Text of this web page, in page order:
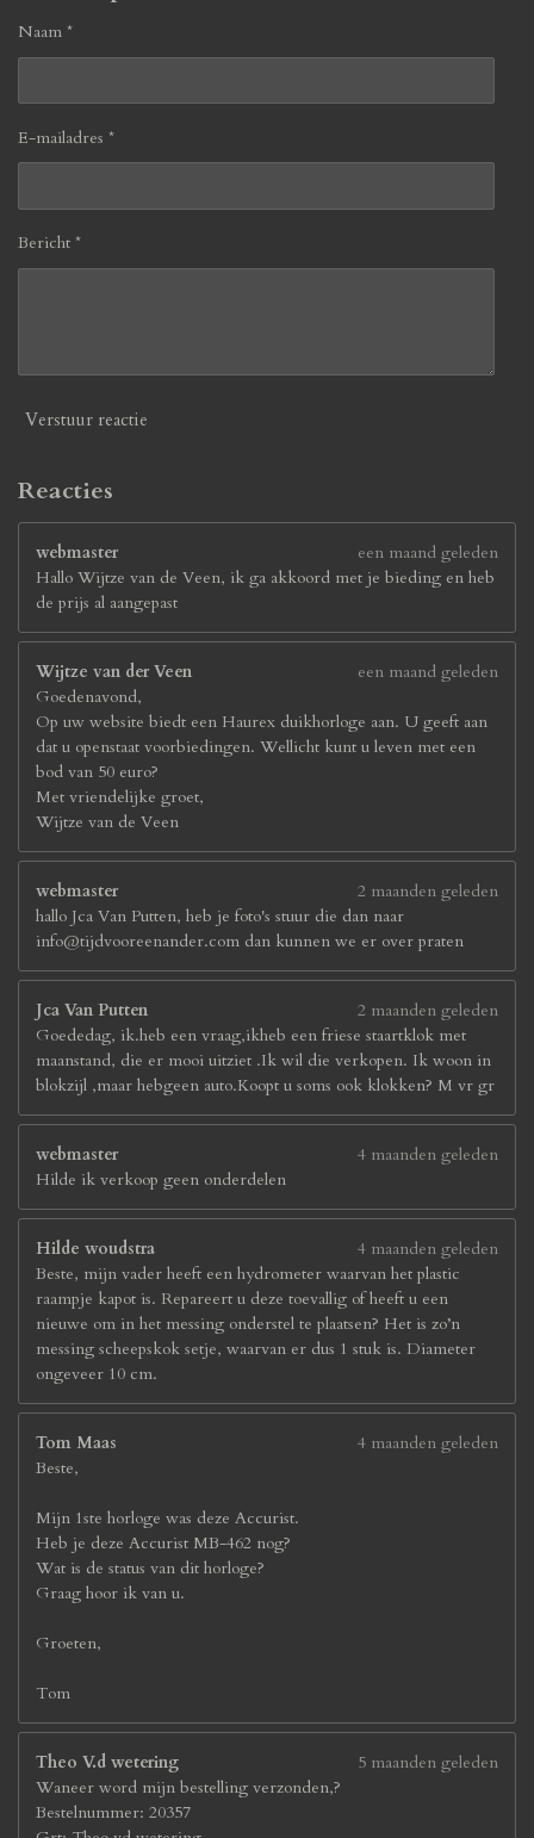
Naam *
E-mailadres *
Bericht *
Verstuur reactie
Reacties
webmaster
een maand geleden
Hallo Wijtze van de Veen, ik ga akkoord met je bieding en heb
de prijs al aangepast
Wijtze van der Veen
een maand geleden
Goedenavond,
Op uw website biedt een Haurex duikhorloge aan. U geeft aan
dat u openstaat voorbiedingen. Wellicht kunt u leven met een
bod van 50 euro?
Met vriendelijke groet,
Wijtze van de Veen
webmaster
2 maanden geleden
hallo Jca Van Putten, heb je foto's stuur die dan naar
info@tijdvooreenander.com dan kunnen we er over praten
Jca Van Putten
2 maanden geleden
Goededag, ik.heb een vraag,ikheb een friese staartklok met
maanstand, die er mooi uitziet .Ik wil die verkopen. Ik woon in
blokzijl ,maar hebgeen auto.Koopt u soms ook klokken? M vr gr
webmaster
4 maanden geleden
Hilde ik verkoop geen onderdelen
Hilde woudstra
4 maanden geleden
Beste, mijn vader heeft een hydrometer waarvan het plastic
raampje kapot is. Repareert u deze toevallig of heeft u een
nieuwe om in het messing onderstel te plaatsen? Het is zo’n
messing scheepskok setje, waarvan er dus 1 stuk is. Diameter
ongeveer 10 cm.
Tom Maas
4 maanden geleden
Beste,
Mijn 1ste horloge was deze Accurist.
Heb je deze Accurist MB-462 nog?
Wat is de status van dit horloge?
Graag hoor ik van u.
Groeten,
Tom
Theo V.d wetering
5 maanden geleden
Waneer word mijn bestelling verzonden,?
Bestelnummer: 20357